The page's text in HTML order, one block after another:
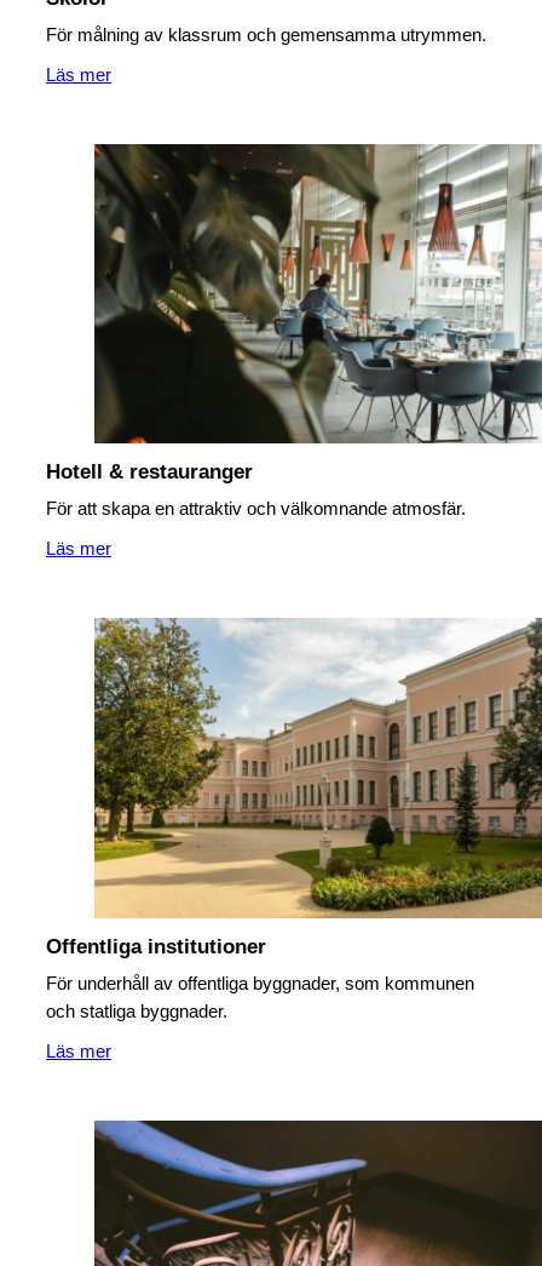
För målning av klassrum och gemensamma utrymmen.
Läs mer
Hotell & restauranger
För att skapa en attraktiv och välkomnande atmosfär.
Läs mer
Offentliga institutioner
För underhåll av offentliga byggnader, som kommunen
och statliga byggnader.
Läs mer